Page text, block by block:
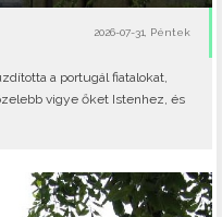
2026-07-31, Péntek
a portugál fiatalokat,
vigye őket Istenhez, és